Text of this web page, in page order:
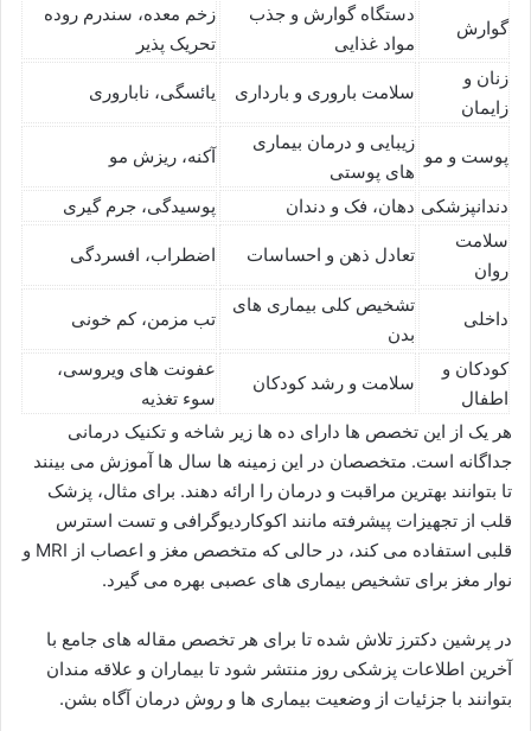
گوارش
دستگاه گوارش و جذب
مواد غذایی
زخم معده، سندرم روده
تحریک پذیر
زنان و
زایمان
سلامت باروری و بارداری یائسگی، ناباروری
پوست و مو
زیبایی و درمان بیماری
های پوستی
آکنه، ریزش مو
دندانپزشکی دهان، فک و دندان
پوسیدگی، جرم گیری
سلامت
روان
تعادل ذهن و احساسات اضطراب، افسردگی
داخلی
تشخیص کلی بیماری های
بدن
تب مزمن، کم خونی
کودکان و
اطفال
سلامت و رشد کودکان
عفونت های ویروسی،
سوء تغذیه
هر یک از این تخصص ها دارای ده ها زیر شاخه و تکنیک درمانی
جداگانه است. متخصصان در این زمینه ها سال ها آموزش می بینند
تا بتوانند بهترین مراقبت و درمان را ارائه دهند. برای مثال، پزشک
قلب از تجهیزات پیشرفته مانند اکوکاردیوگرافی و تست استرس
قلبی استفاده می کند، در حالی که متخصص مغز و اعصاب از MRI و
نوار مغز برای تشخیص بیماری های عصبی بهره می گیرد.
در پرشین دکترز تلاش شده تا برای هر تخصص مقاله های جامع با
آخرین اطلاعات پزشکی روز منتشر شود تا بیماران و علاقه مندان
بتوانند با جزئیات از وضعیت بیماری ها و روش درمان آگاه بشن.